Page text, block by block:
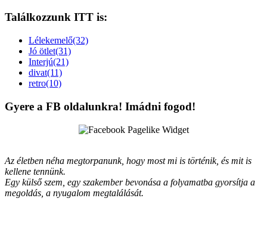
Találkozzunk ITT is:
Lélekemelő(32)
Jó ötlet(31)
Interjú(21)
divat(11)
retro(10)
Gyere a FB oldalunkra! Imádni fogod!
Az életben néha megtorpanunk, hogy most mi is történik, és mit is
kellene tennünk.
Egy külső szem, egy szakember bevonása a folyamatba gyorsítja a
megoldás, a nyugalom megtalálását.